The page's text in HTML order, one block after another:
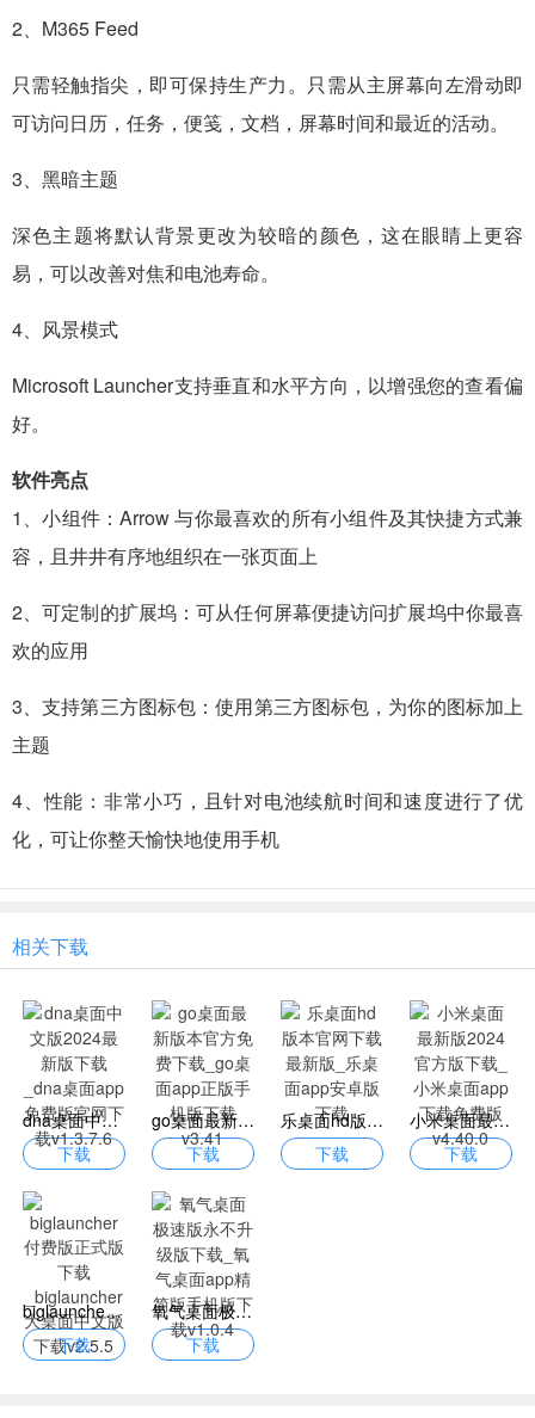
2、M365 Feed
只需轻触指尖，即可保持生产力。只需从主屏幕向左滑动即
可访问日历，任务，便笺，文档，屏幕时间和最近的活动。
3、黑暗主题
深色主题将默认背景更改为较暗的颜色，这在眼睛上更容
易，可以改善对焦和电池寿命。
4、风景模式
Microsoft Launcher支持垂直和水平方向，以增强您的查看偏
好。
软件亮点
1、小组件：Arrow 与你最喜欢的所有小组件及其快捷方式兼
容，且井井有序地组织在一张页面上
2、可定制的扩展坞：可从任何屏幕便捷访问扩展坞中你最喜
欢的应用
3、支持第三方图标包：使用第三方图标包，为你的图标加上
主题
4、性能：非常小巧，且针对电池续航时间和速度进行了优
化，可让你整天愉快地使用手机
相关下载
dna桌面中文版2024最新版下载_dna桌面app免费版官网下载v1.3.7.6
下载
go桌面最新版本官方免费下载_go桌面app正版手机版下载v3.41
下载
乐桌面hd版本官网下载最新版_乐桌面app安卓版下载
下载
小米桌面最新版2024官方版下载_小米桌面app下载免费版v4.40.0
下载
biglauncher付费版正式版下载_biglauncher大桌面中文版下载v2.5.5
下载
氧气桌面极速版永不升级版下载_氧气桌面app精简版手机版下载v1.0.4
下载